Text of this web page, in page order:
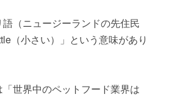
（ニュージーランドの先住民
（小さい）」という意味があり
世界中のペットフード業界は